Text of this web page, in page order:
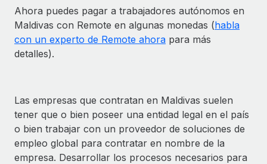
Ahora puedes pagar a trabajadores autónomos en
Maldivas con Remote en algunas monedas (habla
con un experto de Remote ahora para más
detalles).
Las empresas que contratan en Maldivas suelen
tener que o bien poseer una entidad legal en el país
o bien trabajar con un proveedor de soluciones de
empleo global para contratar en nombre de la
empresa. Desarrollar los procesos necesarios para